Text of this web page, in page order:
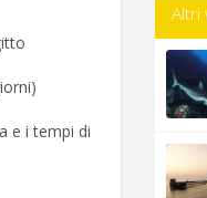
e i tempi di
Altri